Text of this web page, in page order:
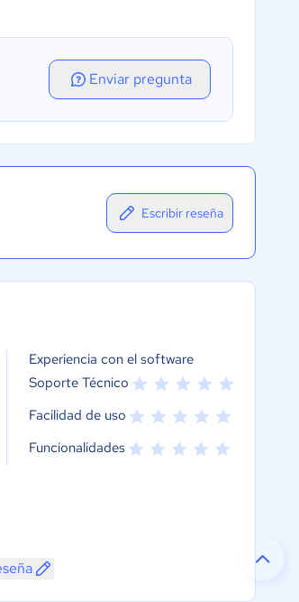
Enviar pregunta
Escribir reseña
Experiencia con el software
Soporte Técnico
Facilidad de uso
Funcionalidades